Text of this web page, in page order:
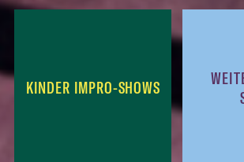
KINDER IMPRO-SHOWS